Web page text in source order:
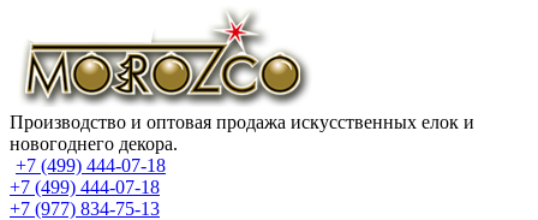
Производство и оптовая продажа искусственных елок и
новогоднего декора.
+7 (499) 444-07-18
+7 (499) 444-07-18
+7 (977) 834-75-13